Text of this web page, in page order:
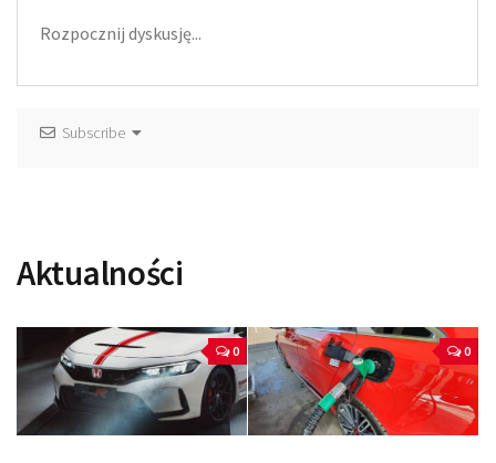
Subscribe
Aktualności
0 0